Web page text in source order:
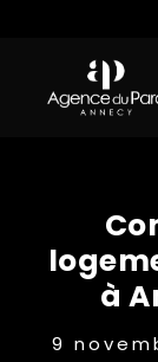
à
9